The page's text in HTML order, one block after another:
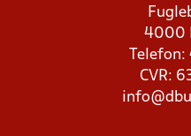
4000
CVR: